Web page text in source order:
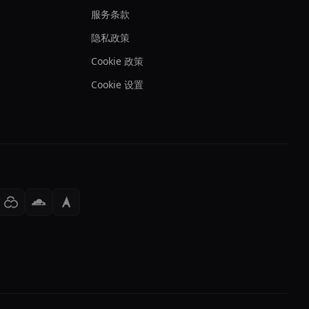
服务条款
隐私政策
Cookie 政策
Cookie 设置